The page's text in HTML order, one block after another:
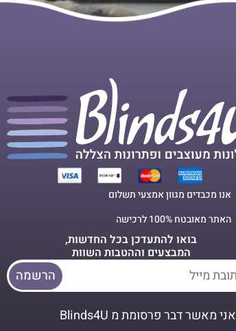
אנו מכבדים מגוון אמצעי תשלום
האתר מאובטח 100% לרכישה
בואו להתעדכן בכל החדשות,
המבצעים וההטבות השוות
אני מאשר דבר פרסומת מ Blinds4U
הרשמה